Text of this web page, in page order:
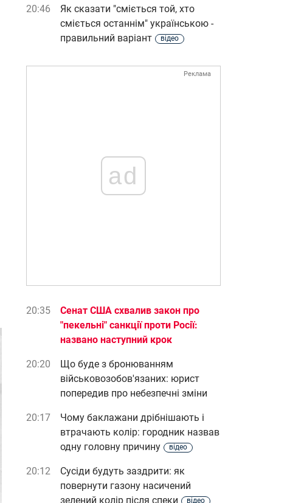
20:46
Як сказати "сміється той, хто
сміється останнім" українською -
правильний варіант
відео
Реклама
ad
20:35
Сенат США схвалив закон про
"пекельні" санкції проти Росії:
названо наступний крок
20:20
Що буде з бронюванням
військовозобов'язаних: юрист
попередив про небезпечні зміни
20:17
Чому баклажани дрібнішають і
втрачають колір: городник назвав
одну головну причину
відео
20:12
Сусіди будуть заздрити: як
повернути газону насичений
зелений колір після спеки
відео